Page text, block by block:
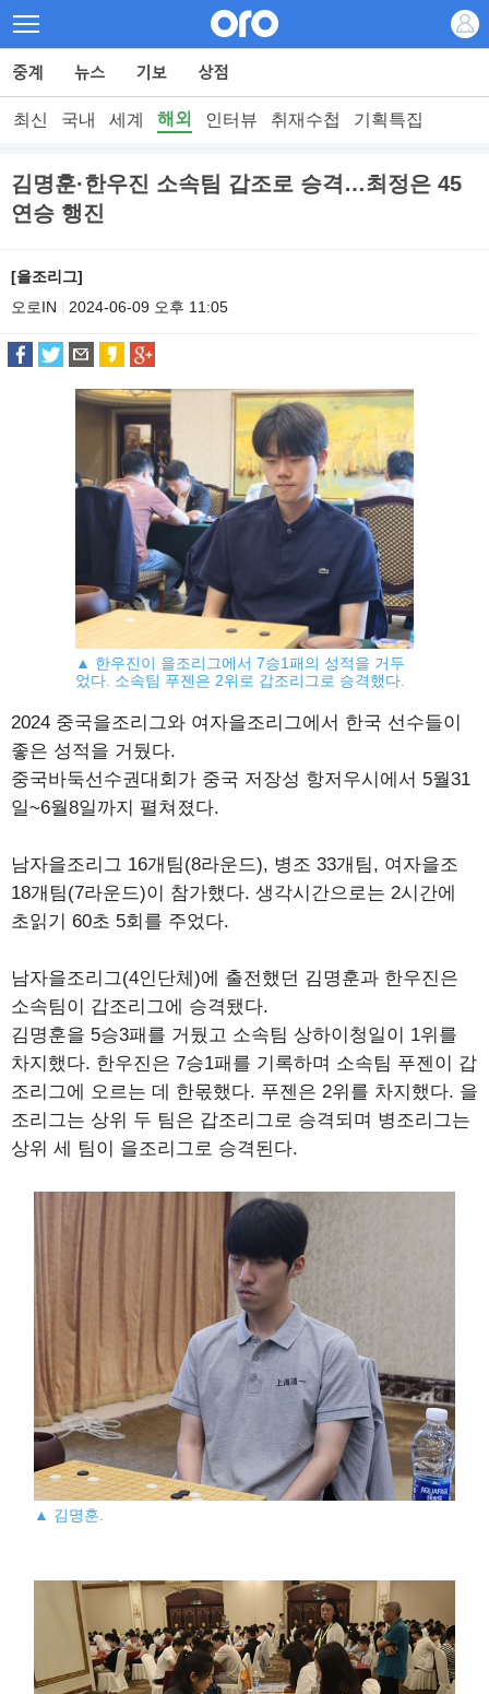
최신 국내 세계 해외 인터뷰 취재수첩 기획특집
김명훈·한우진 소속팀 갑조로 승격…최정은 45
연승 행진
[을조리그]
오로IN
2024-06-09 오후 11:05
▲ 한우진이 을조리그에서 7승1패의 성적을 거두
었다. 소속팀 푸젠은 2위로 갑조리그로 승격했다.
2024 중국을조리그와 여자을조리그에서 한국 선수들이
좋은 성적을 거뒀다.
중국바둑선수권대회가 중국 저장성 항저우시에서 5월31
일~6월8일까지 펼쳐졌다.
남자을조리그 16개팀(8라운드), 병조 33개팀, 여자을조
18개팀(7라운드)이 참가했다. 생각시간으로는 2시간에
초읽기 60초 5회를 주었다.
남자을조리그(4인단체)에 출전했던 김명훈과 한우진은
소속팀이 갑조리그에 승격됐다.
김명훈을 5승3패를 거뒀고 소속팀 상하이청일이 1위를
차지했다. 한우진은 7승1패를 기록하며 소속팀 푸젠이 갑
조리그에 오르는 데 한몫했다. 푸젠은 2위를 차지했다. 을
조리그는 상위 두 팀은 갑조리그로 승격되며 병조리그는
상위 세 팀이 을조리그로 승격된다.
▲ 김명훈.